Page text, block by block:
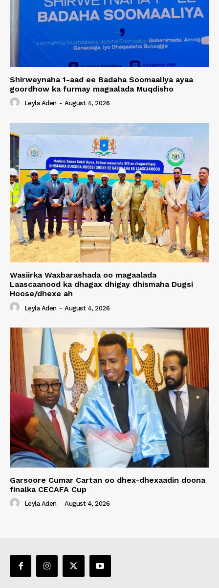
Shirweynaha 1-aad ee Badaha Soomaaliya ayaa
goordhow ka furmay magaalada Muqdisho
Leyla Aden - August 4, 2026
Wasiirka Waxbarashada oo magaalada
Laascaanood ka dhagax dhigay dhismaha Dugsi
Hoose/dhexe ah
Leyla Aden - August 4, 2026
Garsoore Cumar Cartan oo dhex-dhexaadin doona
finalka CECAFA Cup
Leyla Aden - August 4, 2026